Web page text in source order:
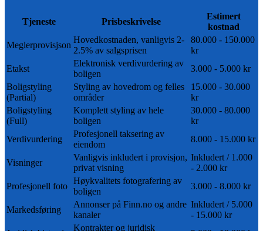
Tjeneste Prisbeskrivelse
Estimert
kostnad
Meglerprovisjson
Hovedkostnaden, vanligvis 2-
2.5% av salgsprisen
80.000 - 150.000
kr
Etakst
Elektronisk verdivurdering av
boligen
3.000 - 5.000 kr
Boligstyling
(Partial)
Styling av hovedrom og felles
områder
15.000 - 30.000
kr
Boligstyling
(Full)
Komplett styling av hele
boligen
30.000 - 80.000
kr
Verdivurdering
Profesjonell taksering av
eiendom
8.000 - 15.000 kr
Visninger
Vanligvis inkludert i provisjon,
privat visning
Inkludert / 1.000
- 2.000 kr
Profesjonell foto
Høykvalitets fotografering av
boligen
3.000 - 8.000 kr
Markedsføring
Annonser på Finn.no og andre
kanaler
Inkludert / 5.000
- 15.000 kr
Kontrakter og juridisk